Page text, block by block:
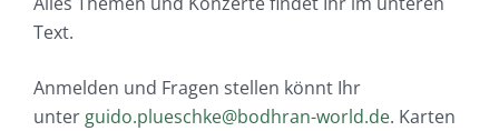
Text.
Anmelden und Fragen stellen könnt Ihr
unter guido.plueschke@bodhran-world.de. Karten